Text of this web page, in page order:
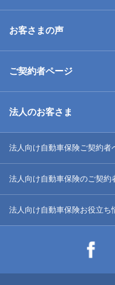
お客さまの声
ご契約者ページ
法人のお客さま
法人向け自動車保険ご契約者
法人向け自動車保険のご契約
法人向け自動車保険お役立ち